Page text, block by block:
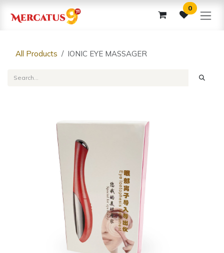
0
All Products IONIC EYE MASSAGER